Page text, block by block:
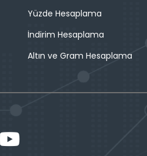
Yüzde Hesaplama
İndirim Hesaplama
Altın ve Gram Hesaplama